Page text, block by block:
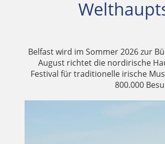
Belfast wird im Sommer 2026 zur
August richtet die nordirische
Festival für traditionelle irische
800.000